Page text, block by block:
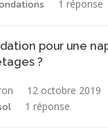
1 réponse
pour une
?
12 octobre 2019
1 réponse